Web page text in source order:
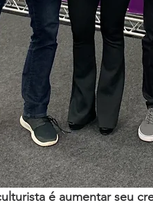
é aumentar seu